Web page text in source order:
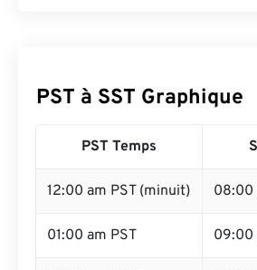
PST à SST Graphique
PST Temps
12:00 am PST (minuit) 08:00
01:00 am PST 09:00